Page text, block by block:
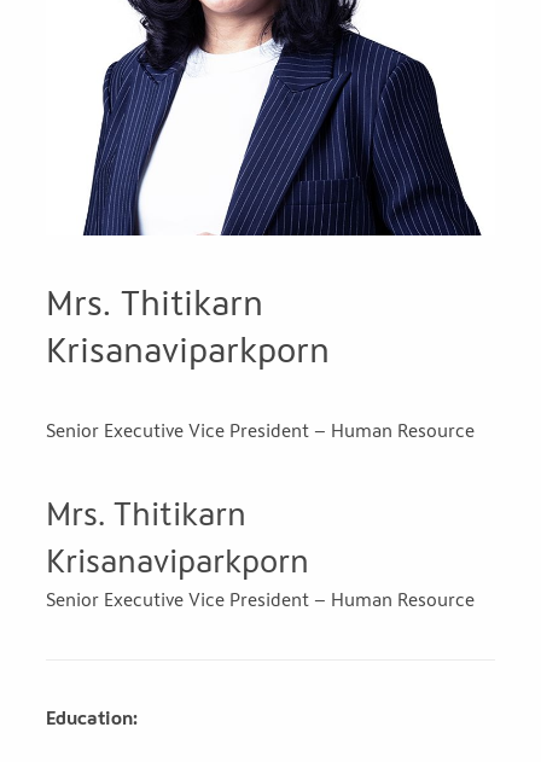
Mrs. Thitikarn
Krisanaviparkporn
Senior Executive Vice President – Human Resource
Mrs. Thitikarn
Krisanaviparkporn
Senior Executive Vice President – Human Resource
Education: